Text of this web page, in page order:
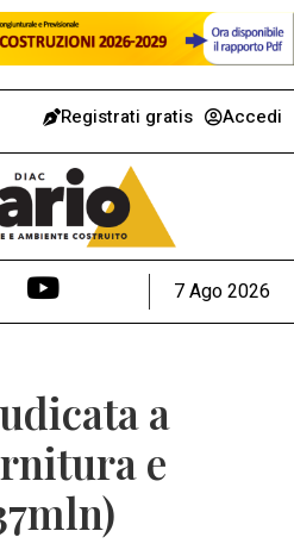
Registrati gratis Accedi
7 Ago 2026
a
e